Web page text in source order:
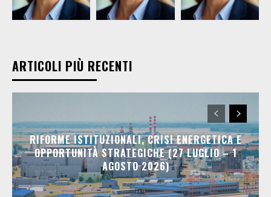
ARTICOLI PIÙ RECENTI
RIFORME ISTITUZIONALI, CRISI ENERGETICA E
OPPORTUNITÀ STRATEGICHE (27 LUGLIO – 1
AGOSTO 2026)